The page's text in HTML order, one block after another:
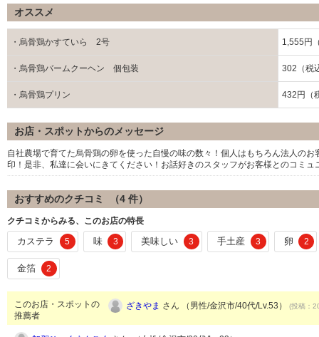
オススメ
・烏骨鶏かすていら 2号 1,555円
・烏骨鶏バームクーヘン 個包装 302（税
・烏骨鶏プリン 432円（
お店・スポットからのメッセージ
自社農場で育てた烏骨鶏の卵を使った自慢の味の数々！個人はもちろん法人の
印！是非、私達に会いにきてください！お話好きのスタッフがお客様とのコミ
おすすめのクチコミ （4 件）
クチコミからみる、このお店の特長
カステラ 5 味 3 美味しい 3 手土産 3 卵 2
金箔 2
このお店・スポットの
推薦者
ざきやま さん （男性/金沢市/40代/Lv.53） (投稿：